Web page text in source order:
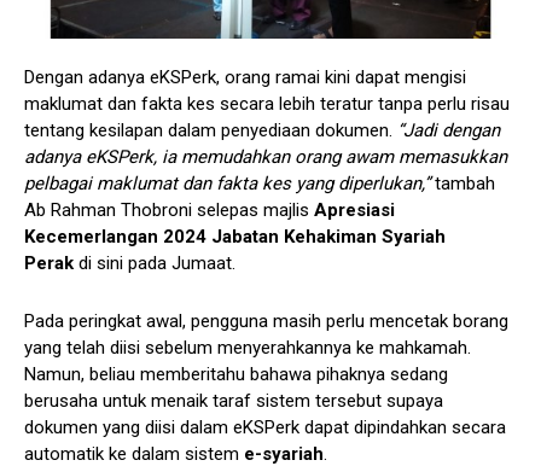
Dengan adanya eKSPerk, orang ramai kini dapat mengisi
maklumat dan fakta kes secara lebih teratur tanpa perlu risau
tentang kesilapan dalam penyediaan dokumen. “Jadi dengan
adanya eKSPerk, ia memudahkan orang awam memasukkan
pelbagai maklumat dan fakta kes yang diperlukan,”tambah
Ab Rahman Thobroni selepas majlis Apresiasi
Kecemerlangan 2024 Jabatan Kehakiman Syariah
Perak di sini pada Jumaat.
Pada peringkat awal, pengguna masih perlu mencetak borang
yang telah diisi sebelum menyerahkannya ke mahkamah.
Namun, beliau memberitahu bahawa pihaknya sedang
berusaha untuk menaik taraf sistem tersebut supaya
dokumen yang diisi dalam eKSPerk dapat dipindahkan secara
automatik ke dalam sistem e-syariah.